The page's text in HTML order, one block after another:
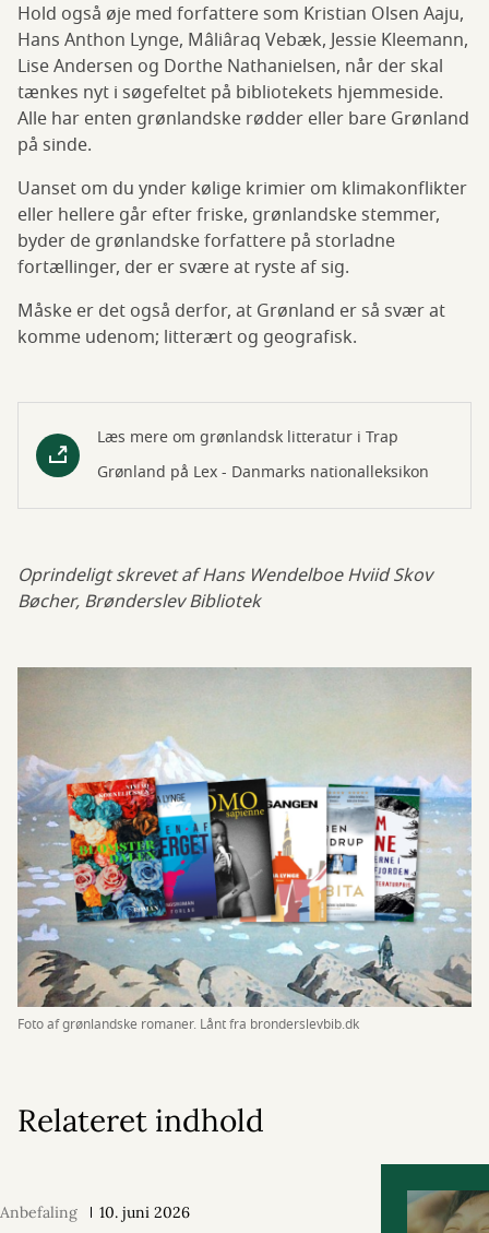
Hold også øje med forfattere som Kristian Olsen Aaju,
Hans Anthon Lynge, Mâliâraq Vebæk, Jessie Kleemann,
Lise Andersen og Dorthe Nathanielsen, når der skal
tænkes nyt i søgefeltet på bibliotekets hjemmeside.
Alle har enten grønlandske rødder eller bare Grønland
på sinde.
Uanset om du ynder kølige krimier om klimakonflikter
eller hellere går efter friske, grønlandske stemmer,
byder de grønlandske forfattere på storladne
fortællinger, der er svære at ryste af sig.
Måske er det også derfor, at Grønland er så svær at
komme udenom; litterært og geografisk.
Læs mere om grønlandsk litteratur i Trap
Grønland på Lex - Danmarks nationalleksikon
Oprindeligt skrevet af Hans Wendelboe Hviid Skov
Bøcher, Brønderslev Bibliotek
Foto af grønlandske romaner. Lånt fra bronderslevbib.dk
Relateret indhold
Anbefaling 10. juni 2026